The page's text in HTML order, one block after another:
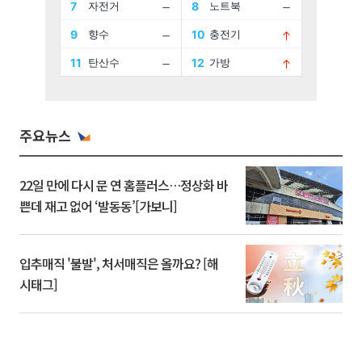
주요뉴스
22일 만에 다시 문 연 홈플러스…정상화 바
쁜데 재고 없어 ‘발동동’[가보니]
입추매직 '불발', 처서매직은 올까요? [해
시태그]